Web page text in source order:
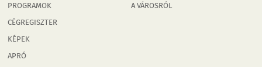
PROGRAMOK
CÉGREGISZTER
KÉPEK
APRÓ
A VÁROSRÓL